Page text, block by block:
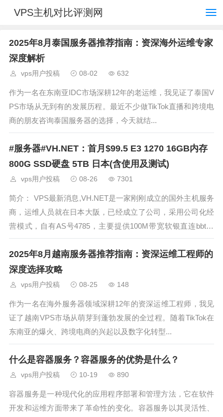
VPS主机对比评测网
2025年8月泰国服务器推荐指南：资深海外运维专家
深度解析
vps用户投稿 08-02 632
作为一名在东南亚IDC市场深耕12年的老运维，我见证了泰国V
PS市场从无到有的发展历程。最近不少做TikTok直播和跨境电
商的朋友咨询泰国服务器的选择，今天就结...
#服务器#VH.NET：首月$99.5 E3 1270 16GB内存
800G SSD硬盘 5TB 日本(含使用及测试)
vps用户投稿 08-26 7301
简介： VPS最新消息,VH.NET是一家刚刚成立的国外主机服务
商，运维人员就在日本大阪，已经成立了公司，采用公司化经
营模式，自有AS号4785，主要提供100M带宽软银直连bbtec
线路的独立服务器业务，最低5T流量起，采用日本原生IP，目
前测试net
2025年8月越南服务器推荐指南：资深运维工程师的
深度选择攻略
vps用户投稿 08-25 148
作为一名在海外服务器领域深耕12年的资深运维工程师，我见
证了越南VPS市场从萌芽到蓬勃发展的全过程。随着TikTok在
东南亚的爆火、跨境电商的兴起以及数字化转型...
什么是容器服务？容器服务的优势是什么？
vps用户投稿 10-19 890
容器服务是一种现代化的应用程序部署和管理方法，它在软件
开发和运维方面带来了革命性的变化。容器服务以其灵活性、